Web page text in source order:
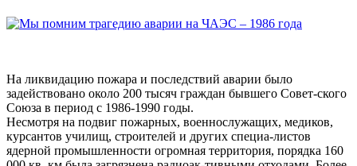
На ликвидацию пожара и последствий аварии было
задействовано около 200 тысяч граждан бывшего Совет-ского
Союза в период с 1986-1990 годы.
Несмотря на подвиг пожарных, военнослужащих, медиков,
курсантов училищ, строителей и других специа-листов
ядерной промышленности огромная территория, порядка 160